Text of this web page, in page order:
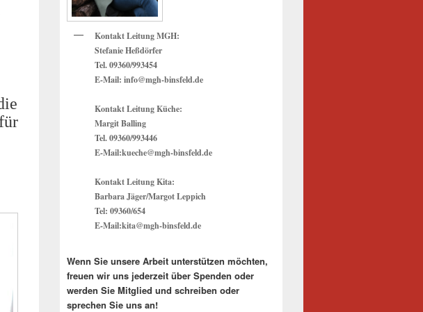
Kontakt Leitung MGH:
Stefanie Heßdörfer
Tel. 09360/993454
E-Mail: info@mgh-binsfeld.de
Kontakt Leitung Küche:
Margit Balling
Tel. 09360/993446
E-Mail:kueche@mgh-binsfeld.de
Kontakt Leitung Kita:
Barbara Jäger/Margot Leppich
Tel: 09360/654
E-Mail:kita@mgh-binsfeld.de
Wenn Sie unsere Arbeit unterstützen möchten,
freuen wir uns jederzeit über Spenden oder
werden Sie Mitglied und schreiben oder
sprechen Sie uns an!